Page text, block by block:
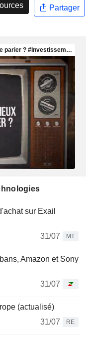
Partager
sur Exail
31/07
MT
Amazon et Sony
31/07
(actualisé)
31/07
RE